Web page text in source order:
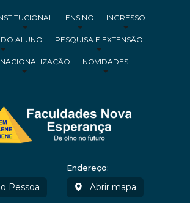
ENSINO INGRESSO
ALUNO PESQUISA E EXTENSÃO
NOVIDADES
Pessoa
Endereço:
Abrir mapa